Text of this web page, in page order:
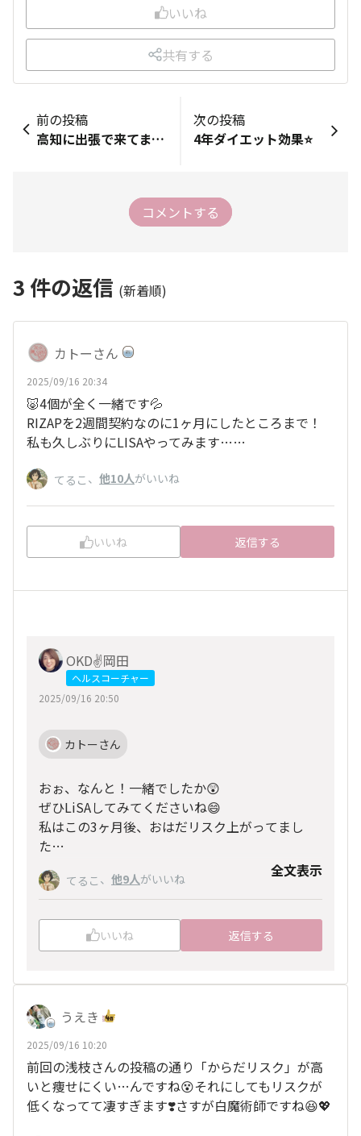
いいね
共有する
前の投稿
高知に出張で来てます‼︎
次の投稿
4年ダイエット効果⭐️
コメントする
3 件の返信 (新着順)
カトーさん
2025/09/16 20:34
🐷4個が全く一緒です💦
RIZAPを2週間契約なのに1ヶ月にしたところまで！
私も久しぶりにLISAやってみます……
てるこ 、 他10人がいいね
いいね 返信する
OKD✌️岡田
ヘルスコーチャー
2025/09/16 20:50
カトーさん
おぉ、なんと！一緒でしたか😲
ぜひLiSAしてみてくださいね😄
私はこの3ヶ月後、おはだリスク上がってまし
た…
てるこ 、 他9人がいいね 全文表示
いいね 返信する
うえき
2025/09/16 10:20
前回の浅枝さんの投稿の通り「からだリスク」が高
いと痩せにくい…んですね😵それにしてもリスクが
低くなってて凄すぎます❣️さすが白魔術師ですね😆💖